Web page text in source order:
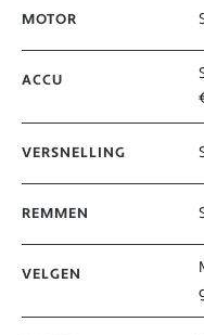
MOTOR
ACCU
VERSNELLING
REMMEN
VELGEN